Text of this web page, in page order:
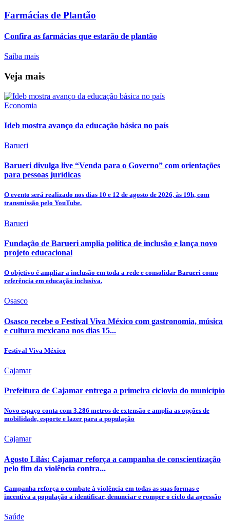
Farmácias de Plantão
Confira as farmácias que estarão de plantão
Saiba mais
Veja mais
Economia
Ideb mostra avanço da educação básica no país
Barueri
Barueri divulga live “Venda para o Governo” com orientações
para pessoas jurídicas
O evento será realizado nos dias 10 e 12 de agosto de 2026, às 19h, com
transmissão pelo YouTube.
Barueri
Fundação de Barueri amplia política de inclusão e lança novo
projeto educacional
O objetivo é ampliar a inclusão em toda a rede e consolidar Barueri como
referência em educação inclusiva.
Osasco
Osasco recebe o Festival Viva México com gastronomia, música
e cultura mexicana nos dias 15...
Festival Viva México
Cajamar
Prefeitura de Cajamar entrega a primeira ciclovia do município
Novo espaço conta com 3.286 metros de extensão e amplia as opções de
mobilidade, esporte e lazer para a população
Cajamar
Agosto Lilás: Cajamar reforça a campanha de conscientização
pelo fim da violência contra...
Campanha reforça o combate à violência em todas as suas formas e
incentiva a população a identificar, denunciar e romper o ciclo da agressão
Saúde